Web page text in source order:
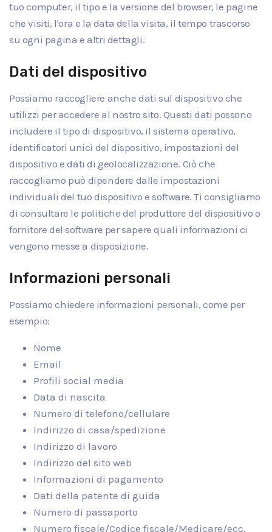
tuo computer, il tipo e la versione del browser, le pagine
che visiti, l'ora e la data della visita, il tempo trascorso
su ogni pagina e altri dettagli.
Dati del dispositivo
Possiamo raccogliere anche dati sul dispositivo che
utilizzi per accedere al nostro sito. Questi dati possono
includere il tipo di dispositivo, il sistema operativo,
identificatori unici del dispositivo, impostazioni del
dispositivo e dati di geolocalizzazione. Ciò che
raccogliamo può dipendere dalle impostazioni
individuali del tuo dispositivo e software. Ti consigliamo
di consultare le politiche del produttore del dispositivo o
fornitore del software per sapere quali informazioni ci
vengono messe a disposizione.
Informazioni personali
Possiamo chiedere informazioni personali, come per
esempio:
Nome
Email
Profili social media
Data di nascita
Numero di telefono/cellulare
Indirizzo di casa/spedizione
Indirizzo di lavoro
Indirizzo del sito web
Informazioni di pagamento
Dati della patente di guida
Numero di passaporto
Numero fiscale/Codice fiscale/Medicare/ecc.